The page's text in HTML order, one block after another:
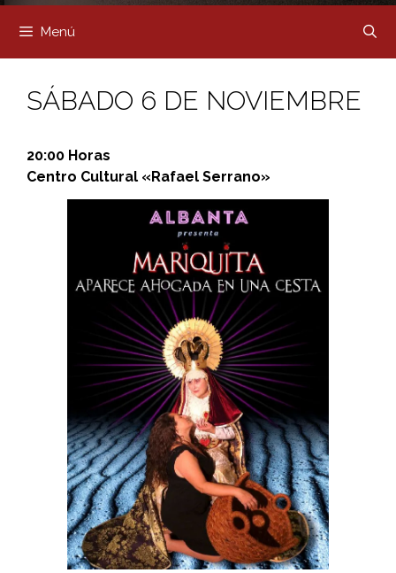
Menú
SÁBADO 6 DE NOVIEMBRE
20:00 Horas
Centro Cultural «Rafael Serrano»